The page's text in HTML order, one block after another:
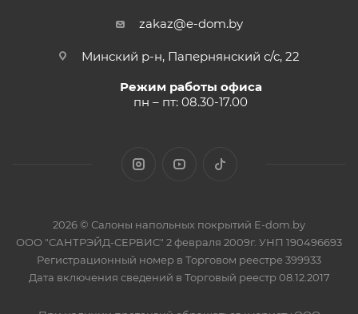
zakaz@e-dom.by
Минский р-н, Папернянский с/с, 22
Режим работы офиса
пн – пт: 08.30-17.00
2026 © Салоны напольных покрытий E-dom.by
ООО "САНТРЭЙД-СЕРВИС" 2 февраля 2009г. УНП 190496693
Регистрационный номер в Торговом реестре 399933
Дата включения сведений в Торговый реестр 08.12.2017